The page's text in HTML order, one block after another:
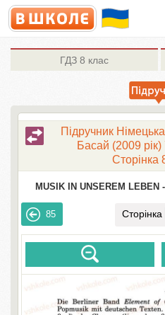
ГДЗ 8 клас
Підручник
Басай (2009 рік)
Сторінка
MUSIK IN UNSEREM LEBEN -
85 Сторінка